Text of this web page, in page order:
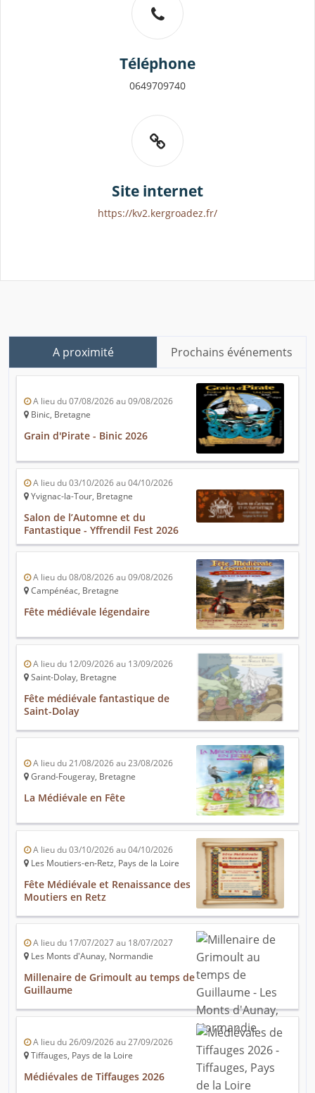
Téléphone
0649709740
Site internet
https://kv2.kergroadez.fr/
A proximité Prochains événements
A lieu du 07/08/2026 au 09/08/2026
Binic, Bretagne
Grain d'Pirate - Binic 2026
A lieu du 03/10/2026 au 04/10/2026
Yvignac-la-Tour, Bretagne
Salon de l’Automne et du
Fantastique - Yffrendil Fest 2026
A lieu du 08/08/2026 au 09/08/2026
Campénéac, Bretagne
Fête médiévale légendaire
A lieu du 12/09/2026 au 13/09/2026
Saint-Dolay, Bretagne
Fête médiévale fantastique de
Saint-Dolay
A lieu du 21/08/2026 au 23/08/2026
Grand-Fougeray, Bretagne
La Médiévale en Fête
A lieu du 03/10/2026 au 04/10/2026
Les Moutiers-en-Retz, Pays de la Loire
Fête Médiévale et Renaissance des
Moutiers en Retz
A lieu du 17/07/2027 au 18/07/2027
Les Monts d'Aunay, Normandie
Millenaire de Grimoult au temps de
Guillaume
A lieu du 26/09/2026 au 27/09/2026
Tiffauges, Pays de la Loire
Médiévales de Tiffauges 2026